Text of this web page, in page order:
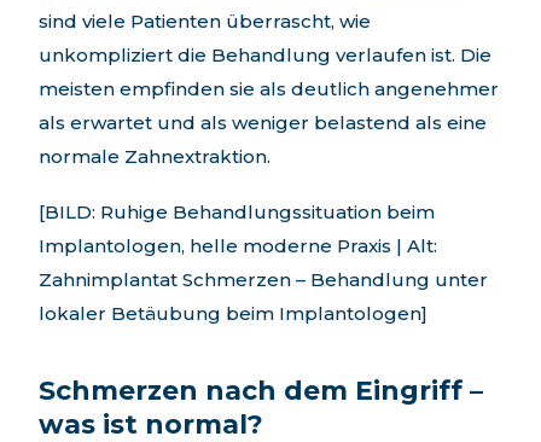
sind viele Patienten überrascht, wie
unkompliziert die Behandlung verlaufen ist. Die
meisten empfinden sie als deutlich angenehmer
als erwartet und als weniger belastend als eine
normale Zahnextraktion.
[BILD: Ruhige Behandlungssituation beim
Implantologen, helle moderne Praxis | Alt:
Zahnimplantat Schmerzen – Behandlung unter
lokaler Betäubung beim Implantologen]
Schmerzen nach dem Eingriff –
was ist normal?